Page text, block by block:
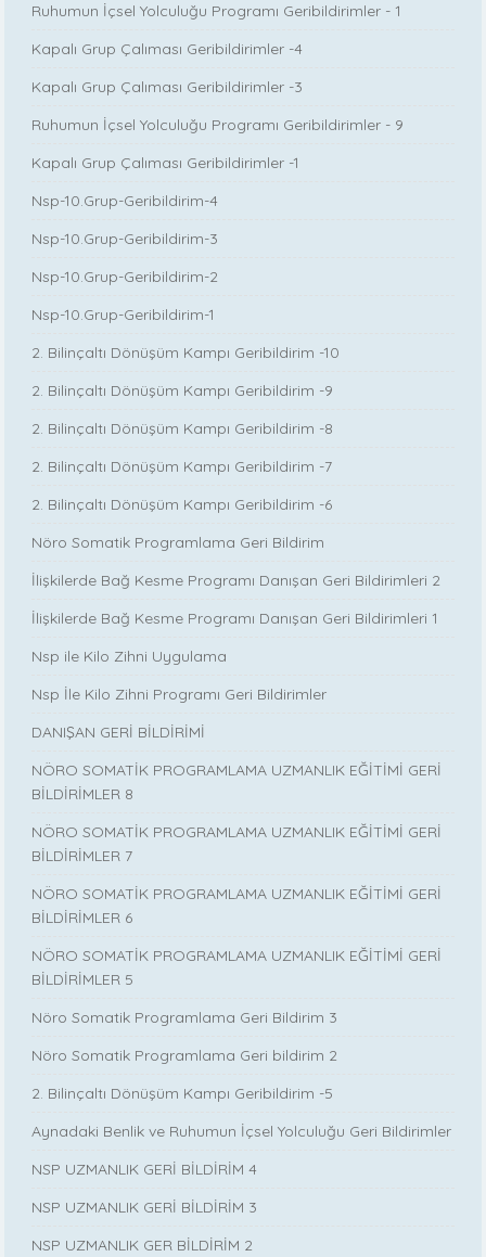
Ruhumun İçsel Yolculuğu Programı Geribildirimler - 1
Kapalı Grup Çalıması Geribildirimler -4
Kapalı Grup Çalıması Geribildirimler -3
Ruhumun İçsel Yolculuğu Programı Geribildirimler - 9
Kapalı Grup Çalıması Geribildirimler -1
Nsp-10.Grup-Geribildirim-4
Nsp-10.Grup-Geribildirim-3
Nsp-10.Grup-Geribildirim-2
Nsp-10.Grup-Geribildirim-1
2. Bilinçaltı Dönüşüm Kampı Geribildirim -10
2. Bilinçaltı Dönüşüm Kampı Geribildirim -9
2. Bilinçaltı Dönüşüm Kampı Geribildirim -8
2. Bilinçaltı Dönüşüm Kampı Geribildirim -7
2. Bilinçaltı Dönüşüm Kampı Geribildirim -6
Nöro Somatik Programlama Geri Bildirim
İlişkilerde Bağ Kesme Programı Danışan Geri Bildirimleri 2
İlişkilerde Bağ Kesme Programı Danışan Geri Bildirimleri 1
Nsp ile Kilo Zihni Uygulama
Nsp İle Kilo Zihni Programı Geri Bildirimler
DANIŞAN GERİ BİLDİRİMİ
NÖRO SOMATİK PROGRAMLAMA UZMANLIK EĞİTİMİ GERİ
BİLDİRİMLER 8
NÖRO SOMATİK PROGRAMLAMA UZMANLIK EĞİTİMİ GERİ
BİLDİRİMLER 7
NÖRO SOMATİK PROGRAMLAMA UZMANLIK EĞİTİMİ GERİ
BİLDİRİMLER 6
NÖRO SOMATİK PROGRAMLAMA UZMANLIK EĞİTİMİ GERİ
BİLDİRİMLER 5
Nöro Somatik Programlama Geri Bildirim 3
Nöro Somatik Programlama Geri bildirim 2
2. Bilinçaltı Dönüşüm Kampı Geribildirim -5
Aynadaki Benlik ve Ruhumun İçsel Yolculuğu Geri Bildirimler
NSP UZMANLIK GERİ BİLDİRİM 4
NSP UZMANLIK GERİ BİLDİRİM 3
NSP UZMANLIK GER BİLDİRİM 2